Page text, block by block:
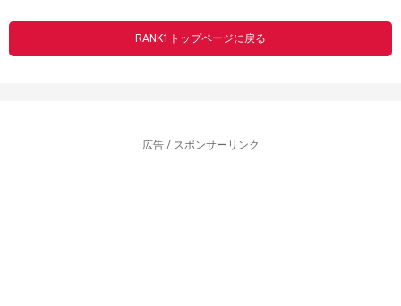
RANK1トップページに戻る
広告 / スポンサーリンク